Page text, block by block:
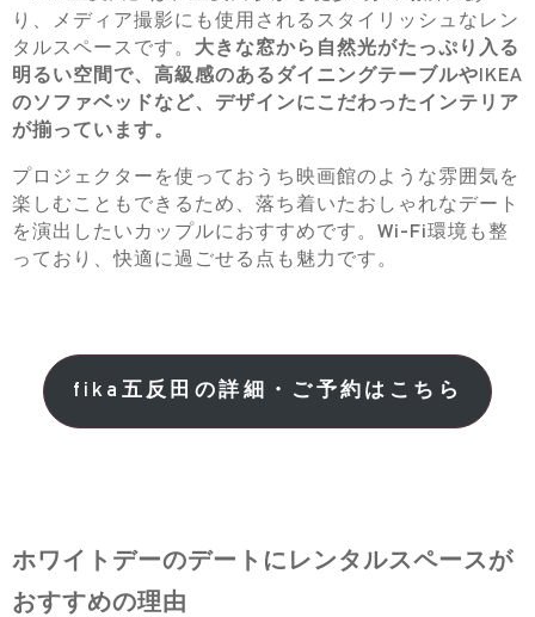
り、メディア撮影にも使用されるスタイリッシュなレン
タルスペースです。 大きな窓から自然光がたっぷり入る
明るい空間で、高級感のあるダイニングテーブルやIKEA
のソファベッドなど、デザインにこだわったインテリア
が揃っています。
プロジェクターを使っておうち映画館のような雰囲気を
楽しむこともできるため、落ち着いたおしゃれなデート
を演出したいカップルにおすすめです。Wi-Fi環境も整
っており、快適に過ごせる点も魅力です。
fika五反田の詳細・ご予約はこちら
ホワイトデーのデートにレンタルスペースが
おすすめの理由